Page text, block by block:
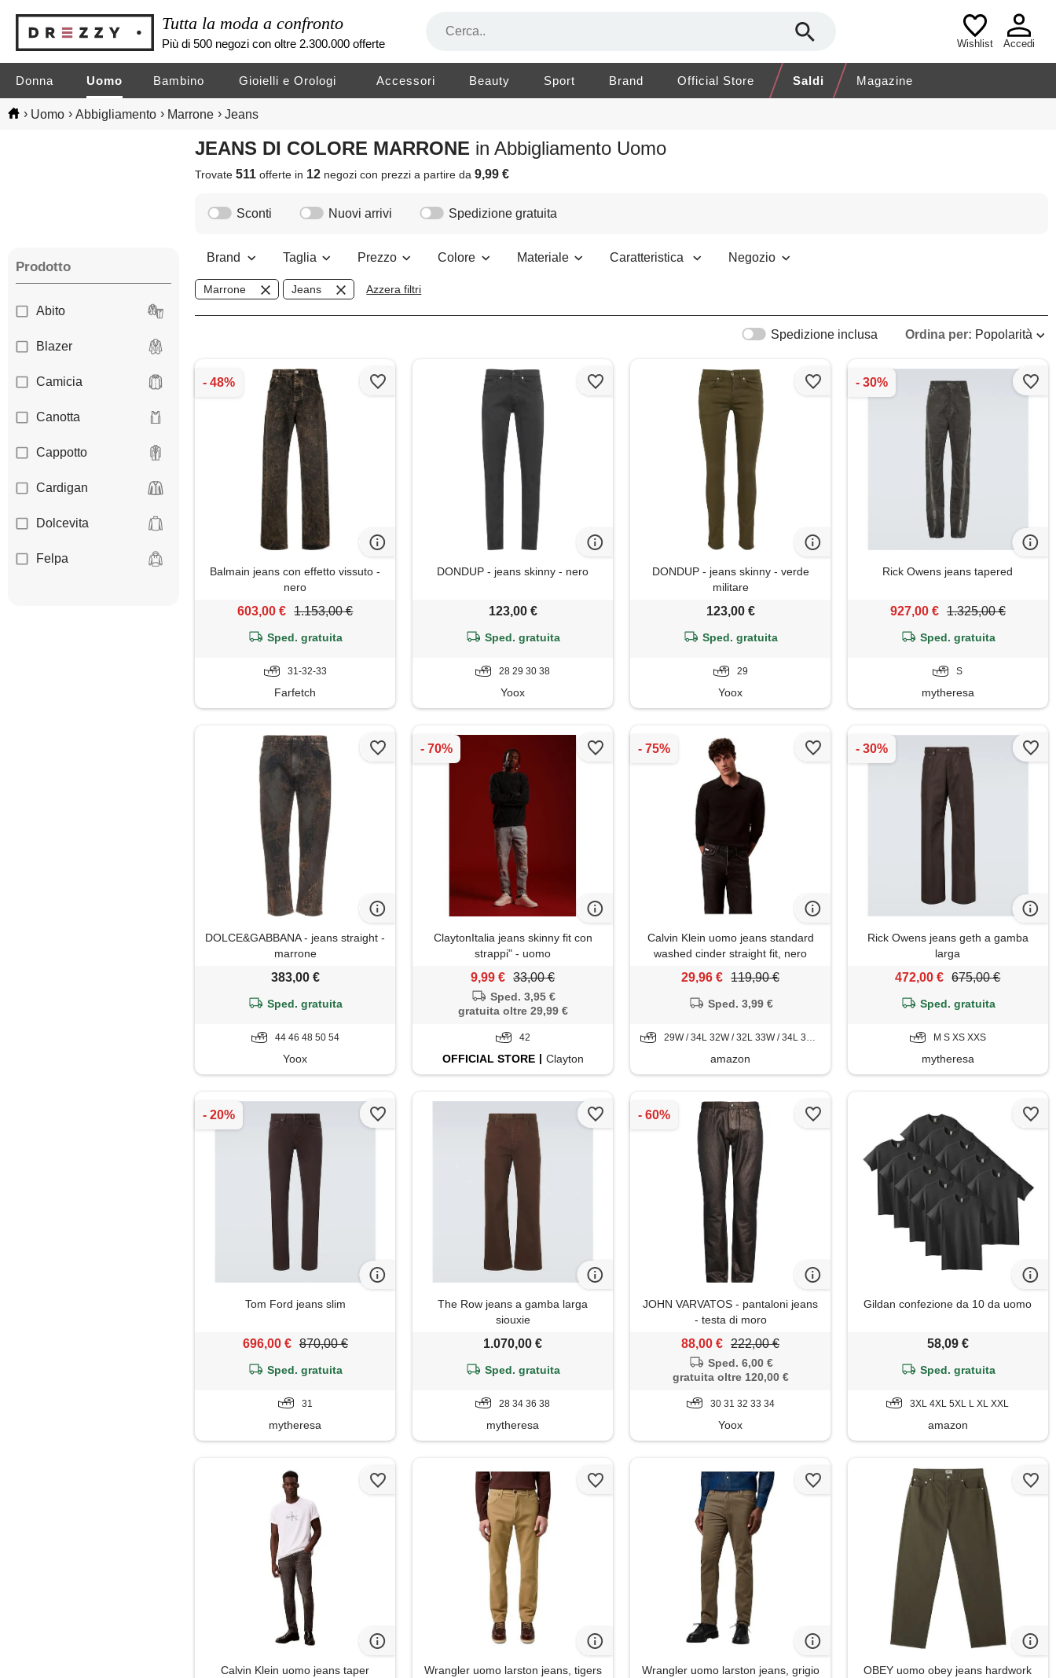
Tutta la moda a confronto
Più di 500 negozi con oltre 2.300.000 offerte Wishlist Accedi
Donna Uomo Bambino Gioielli e Orologi Accessori Beauty Sport Brand Official Store Saldi Magazine
› Uomo › Abbigliamento › Marrone › Jeans
JEANS DI COLORE MARRONE in Abbigliamento Uomo
Trovate511 offerte in 12 negozicon prezzi a partire da9,99 €
Prodotto
Abito
Blazer
Camicia
Canotta
Cappotto
Cardigan
Dolcevita
Felpa
Sconti Nuovi arrivi Spedizione gratuita
Brand Taglia Prezzo Colore Materiale Caratteristica Negozio
Marrone Jeans Azzera filtri
Ordina per: Popolarità
Spedizione inclusa
Balmain jeans con effetto vissuto -
nero
603,00 € 1.153,00 €
Sped. gratuita
31-32-33
Farfetch
DONDUP - jeans skinny - nero
123,00 €
Sped. gratuita
28 29 30 38
Yoox
DONDUP - jeans skinny - verde
militare
123,00 €
Sped. gratuita
29
Yoox
Rick Owens jeans tapered
927,00 € 1.325,00 €
Sped. gratuita
S
mytheresa
DOLCE&GABBANA - jeans straight -
marrone
383,00 €
Sped. gratuita
44 46 48 50 54
Yoox
ClaytonItalia jeans skinny fit con
strappi" - uomo
9,99 € 33,00 €
Sped. 3,95 €
gratuita oltre 29,99 €
42
OFFICIALSTORE Clayton
Calvin Klein uomo jeans standard
washed cinder straight fit, nero
(washed cinder), 38w/32l
29,96 € 119,90 €
Sped. 3,99 €
29W / 34L 32W / 32L 33W / 34L 36W / 34L 38W / 32L
amazon
Rick Owens jeans geth a gamba
larga
472,00 € 675,00 €
Sped. gratuita
M S XS XXS
mytheresa
Tom Ford jeans slim
696,00 € 870,00 €
Sped. gratuita
31
mytheresa
The Row jeans a gamba larga
siouxie
1.070,00 €
Sped. gratuita
28 34 36 38
mytheresa
JOHN VARVATOS - pantaloni jeans
- testa di moro
88,00 € 222,00 €
Sped. 6,00 €
gratuita oltre 120,00 €
30 31 32 33 34
Yoox
Gildan confezione da 10 da uomo
58,09 €
Sped. gratuita
3XL 4XL 5XL L XL XXL
amazon
Calvin Klein uomo jeans taper
Wrangler uomo larston jeans, tigers
Wrangler uomo larston jeans, grigio
OBEY uomo obey jeans hardwork